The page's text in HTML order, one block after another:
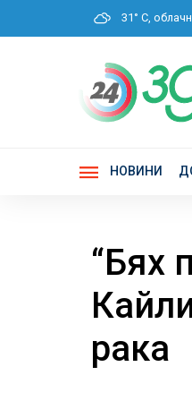
31° C,
НОВИНИ
“Бях
рака